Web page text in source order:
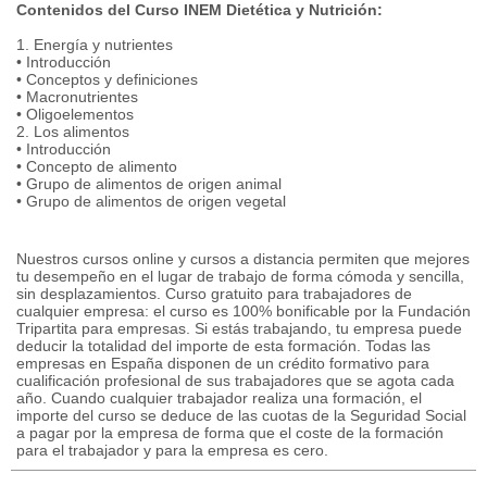
Contenidos del Curso INEM Dietética y Nutrición:
1. Energía y nutrientes
• Introducción
• Conceptos y definiciones
• Macronutrientes
• Oligoelementos
2. Los alimentos
• Introducción
• Concepto de alimento
• Grupo de alimentos de origen animal
• Grupo de alimentos de origen vegetal
Nuestros cursos online y cursos a distancia permiten que mejores
tu desempeño en el lugar de trabajo de forma cómoda y sencilla,
sin desplazamientos. Curso gratuito para trabajadores de
cualquier empresa: el curso es 100% bonificable por la Fundación
Tripartita para empresas. Si estás trabajando, tu empresa puede
deducir la totalidad del importe de esta formación. Todas las
empresas en España disponen de un crédito formativo para
cualificación profesional de sus trabajadores que se agota cada
año. Cuando cualquier trabajador realiza una formación, el
importe del curso se deduce de las cuotas de la Seguridad Social
a pagar por la empresa de forma que el coste de la formación
para el trabajador y para la empresa es cero.